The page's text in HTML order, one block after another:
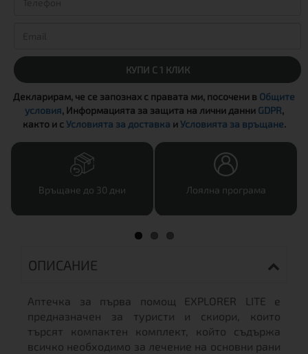
КУПИ С 1 КЛИК
Декларирам, че се запознах с правата ми, посочени в Общите
условия, Информацията за защита на лични данни GDPR,
както и сУсловията за доставка иУсловията за връщане.
Връщане до 30 дни Лоялна програма
ОПИСАНИЕ
Аптечка за първа помощ EXPLORER LITE е
предназначен за туристи и скиори, които
търсят компактен комплект, който съдържа
всичко необходимо за лечение на основни рани